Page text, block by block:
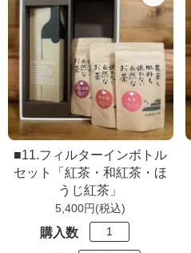
■11.フィルターインボトル
セット「紅茶・和紅茶・ほ
うじ紅茶」
5,400円(税込)
購入数